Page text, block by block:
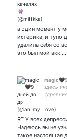
в один момент у
истерика, и тупо
удалила себя со
это был мой акк.....
здесь
RT У всех
Надеюсь вы не
такое настоящая